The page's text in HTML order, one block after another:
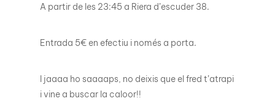
A partir de les 23:45 a Riera d’escuder 38.
Entrada 5€ en efectiu i només a porta.
I jaaaa ho saaaaps, no deixis que el fred t’atrapi
i vine a buscar la caloor!!